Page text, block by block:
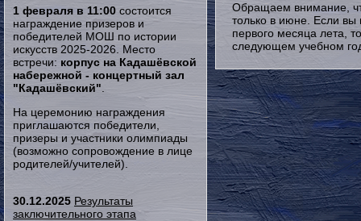
1 февраля в 11:00 состоится
награждение призеров и
победителей МОШ по истории
искусств 2025-2026. Место
встречи: корпус на Кадашёвской
набережной - концертный зал
"Кадашёвский"
На церемонию награждения
приглашаются победители,
призеры и участники олимпиады
(возможно сопровождение в лице
родителей/учителей).
30.12.2025 Результаты
заключительного этапа
Обращаем внимание,
только в июне. Если вы
первого месяца лета,
следующем учебном